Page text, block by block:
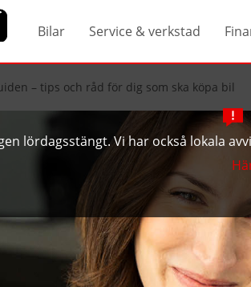
Bilar Service & verkstad
– tips och råd för dig som ska köpa bil
lördagsstängt. Vi har också lokala